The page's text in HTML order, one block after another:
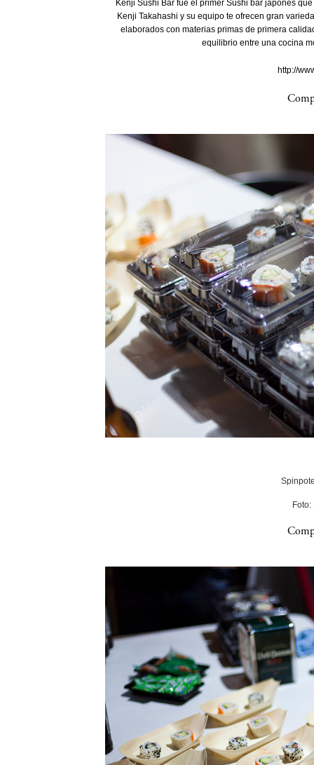
Kenji Sushi Bar fue el primer Sushi bar japonés
Kenji Takahashi y su equipo te ofrecen gran
elaborados con materias primas de primera
equilibrio entre una cocina
http://